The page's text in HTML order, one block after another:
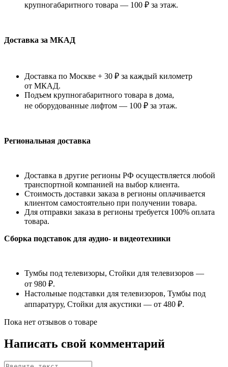
крупногабаритного товара — 100 ₽ за этаж.
Доставка за МКАД
Доставка по Москве + 30 ₽ за каждый километр
от МКАД.
Подъем крупногабаритного товара в дома,
не оборудованные лифтом — 100 ₽ за этаж.
Региональная доставка
Доставка в другие регионы РФ осуществляется любой
транспортной компанией на выбор клиента.
Стоимость доставки заказа в регионы оплачивается
клиентом самостоятельно при получении товара.
Для отправки заказа в регионы требуется 100% оплата
товара.
Сборка подставок для аудио- и видеотехники
Тумбы под телевизоры, Стойки для телевизоров —
от 980 ₽.
Настольные подставки для телевизоров, Тумбы под
аппаратуру, Стойки для акустики — от 480 ₽.
Пока нет отзывов о товаре
Написать свой комментарий